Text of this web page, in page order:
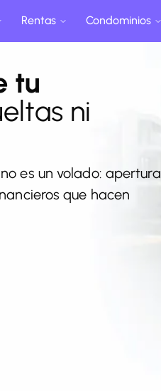
Rentas Condominios
tu
ni
es un volado: apertura
que hacen